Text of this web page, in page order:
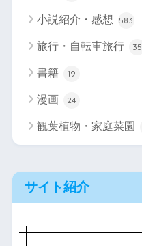
小説紹介・感想 583
旅行・自転車旅行 35
書籍 19
漫画 24
観葉植物・家庭菜園
サイト紹介